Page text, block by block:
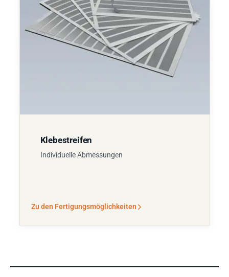
Klebestreifen
Individuelle Abmessungen
Zu den Fertigungsmöglichkeiten